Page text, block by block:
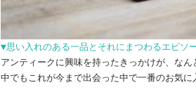
▼思い入れのある一品とそれにまつわるエピソ
アンティークに興味を持ったきっかけが、な
中でもこれが今まで出会った中で一番のお気に